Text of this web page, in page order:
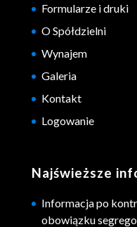
Formularze i druki
O Spółdzielni
Wynajem
Galeria
Kontakt
Logowanie
Najświeższe
Informacja po
obowiązku